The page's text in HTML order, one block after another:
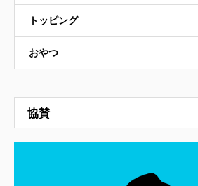
トッピング
おやつ
協賛